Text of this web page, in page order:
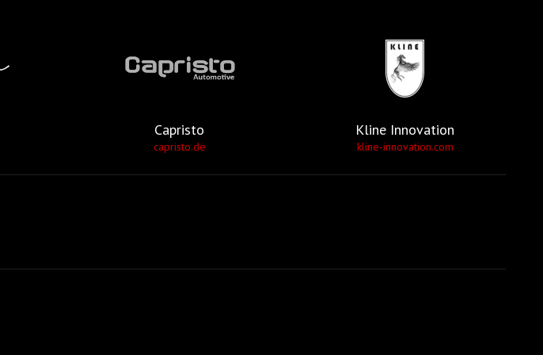
Capristo
capristo.de
Kline Innovation
kline-innovation.com